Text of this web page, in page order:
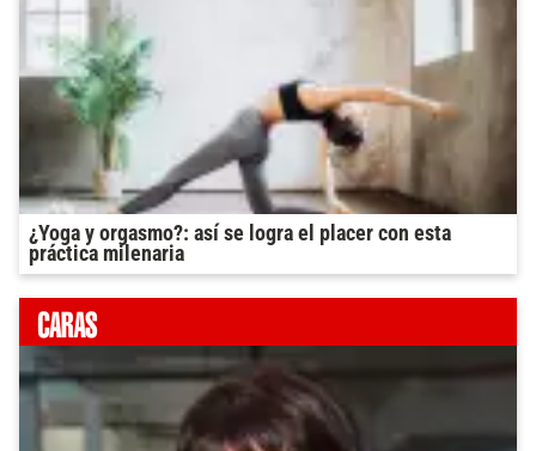
¿Yoga y orgasmo?: así se logra el placer con esta
práctica milenaria